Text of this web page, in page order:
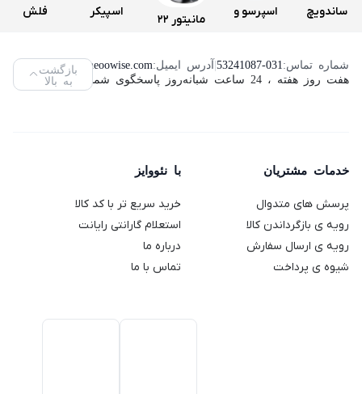
ساندویچ
ساز کنوود
مدل
اسپرسو و
دولچه
Genio 2
مانیتور 22
مدل
اسپیکر
تسکو
مدل TS
فلش
ویکومن
مدل
شماره تماس: 53241087-031
|آدرس ایمیل:info@neoowise.com
هفت روز هفته ، 24 ساعت شبانه‌روز پاسخگوی شما هستیم.
بازگشت
به بالا
خدمات مشتریان
پرسش های متدوال
رویه ی بازگرداندن کالا
رویه ی ارسال سفارش
شیوه ی پرداخت
با نئووایز
خرید سریع تر با کد کالا
استعلام گارانتی رایانت
درباره ما
تماس با ما